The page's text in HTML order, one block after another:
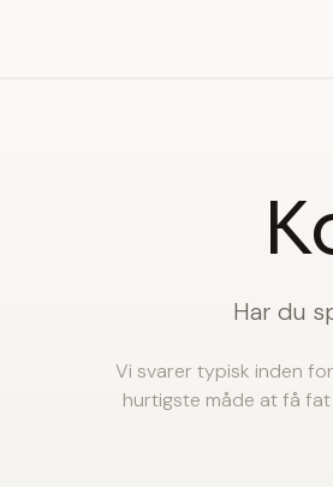
Har du
Vi svarer typisk inden
hurtigste måde at få